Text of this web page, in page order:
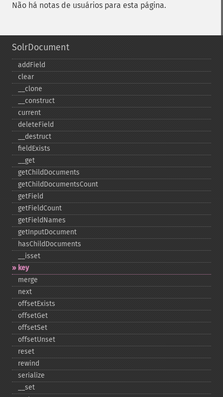
Não há notas de usuários para esta página.
SolrDocument
addField
clear
_​_​clone
_​_​construct
current
deleteField
_​_​destruct
fieldExists
_​_​get
getChildDocuments
getChildDocumentsCount
getField
getFieldCount
getFieldNames
getInputDocument
hasChildDocuments
_​_​isset
key
merge
next
offsetExists
offsetGet
offsetSet
offsetUnset
reset
rewind
serialize
_​_​set